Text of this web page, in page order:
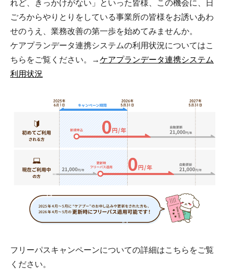
れど、きっかけがない」といった皆様、この機会に、日
ごろからやりとりをしている事業所の皆様をお誘いあわ
せのうえ、業務改善の第一歩を始めてみませんか。
ケアプランデータ連携システムの利用状況についてはこ
ちらをご覧ください。→ケアプランデータ連携システム
利用状況
フリーパスキャンペーンについての詳細はこちらをご覧
ください。